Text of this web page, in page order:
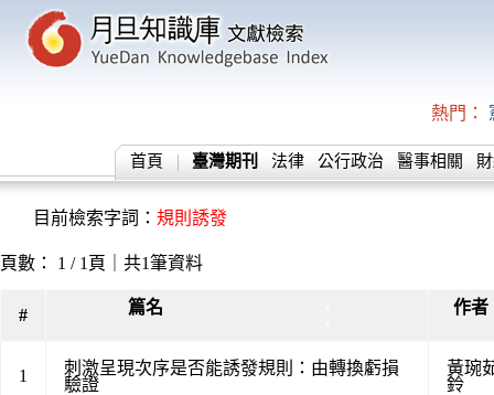
熱門：
首頁 臺灣期刊 法律 公行政治 醫事相關
目前檢索字詞： 規則誘發
頁數： 1 / 1頁｜共1筆資料
# 篇名 作者
1
刺激呈現次序是否能誘發規則：由轉換虧損
驗證
黃琬
鈴